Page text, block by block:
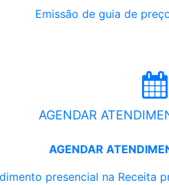
Emissão de guia de
AGENDAR
AGENDAR
presencial na Receita